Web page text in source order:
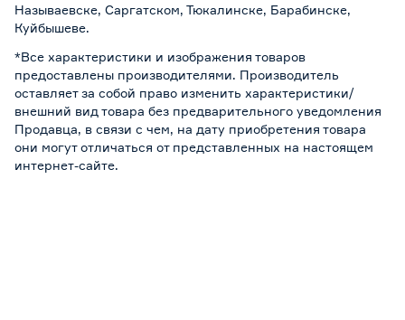
Называевске, Саргатском, Тюкалинске, Барабинске,
Куйбышеве.
*Все характеристики и изображения товаров
предоставлены производителями. Производитель
оставляет за собой право изменить характеристики/
внешний вид товара без предварительного уведомления
Продавца, в связи с чем, на дату приобретения товара
они могут отличаться от представленных на настоящем
интернет-сайте.